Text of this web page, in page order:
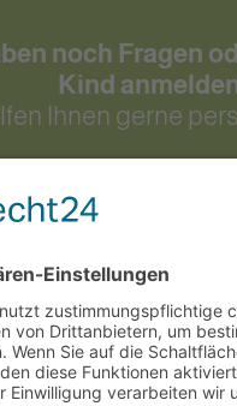
noch Fragen
Kind
Ihnen gerne